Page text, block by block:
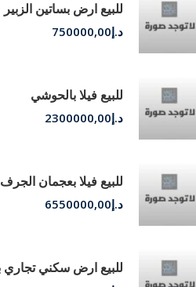
للبيع ارض بساتين الزبير
د.إ750000,00
للبيع فيلا بالحوشي
د.إ2300000,00
للبيع فيلا بعجمان الجرف
د.إ6550000,00